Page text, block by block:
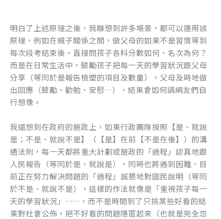
明白了上述原理之後，我聯想到許多場景，都可以運用該
原理，例如在親子關係之間，做父母的如果不是習慣等到
每次段考結束後，直接問孩子各科分數如何、名次為何？
而是在日常生活中，鼓勵孩子把每一天的學習狀況跟父母
分享（等同於是報告檢塑的項目及數量），父母及時地做
出回應（鼓勵、勸勉、安慰…），結果會如何請網友們自
行想像。
我還想到在政府的施政上，如果行政團隊按照【是、就說
是；不是、就說不是】（【是】在前【不是在後】）的溝
通法則，每一天都將重大計劃或施政的「過程」認真地跟
人民報告（等同於是、就說是），同時也將遇到困難、目
前正在努力解決問題的「過程」誠懇地對國民說明（等同
於不是、就說不是），這樣的作法就像是「重視孩子每一
天的學習狀況」……，而不是時間到了只挑某些好看的結
果對社會公佈，把不好看的問題隱匿起來（也就是完全忽